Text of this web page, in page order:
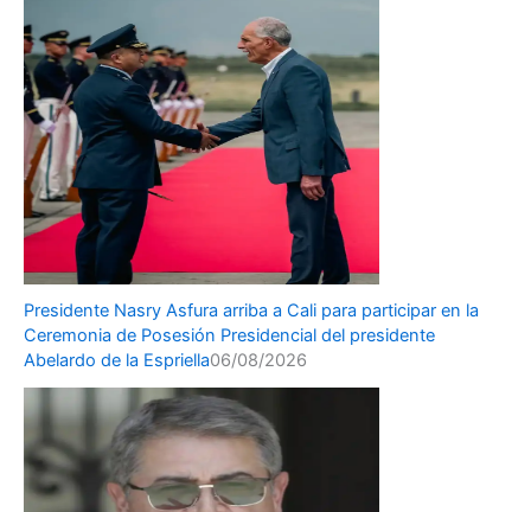
Presidente Nasry Asfura arriba a Cali para participar en la
Ceremonia de Posesión Presidencial del presidente
Abelardo de la Espriella06/08/2026